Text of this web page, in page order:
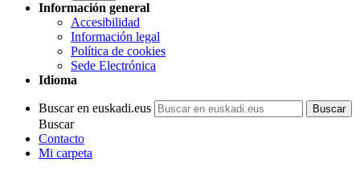
Información general
Accesibilidad
Información legal
Política de cookies
Sede Electrónica
Idioma
Buscar en euskadi.eus
Buscar
Contacto
Mi carpeta